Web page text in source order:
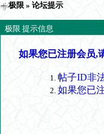
极限 » 论坛提示
极限 提示信息
如果您已注册会员,
帖子ID非
如果您已